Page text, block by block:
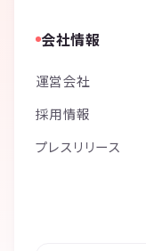
会社情報
運営会社
採用情報
プレスリリース